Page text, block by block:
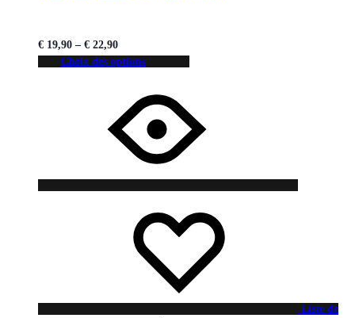
€ 19,90 – € 22,90
Choix des options
Liste de